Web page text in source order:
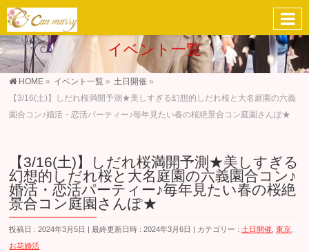
イベント一覧
HOME » イベント一覧 » 土日開催 »
【3/16(土)】しだれ桜満開予測★美しすぎる幻想的しだれ桜と大名庭園の六義
園合コン♪婚活・恋活パーティー♪毎年見たい春の桜絶景合コン庭園さんぽ★
【3/16(土)】しだれ桜満開予測★美しすぎる
幻想的しだれ桜と大名庭園の六義園合コン♪
婚活・恋活パーティー♪毎年見たい春の桜絶
景合コン庭園さんぽ★
投稿日 : 2024年3月5日 最終更新日時 : 2024年3月6日 カテゴリー : 土日開催 ,東京
お花婚活